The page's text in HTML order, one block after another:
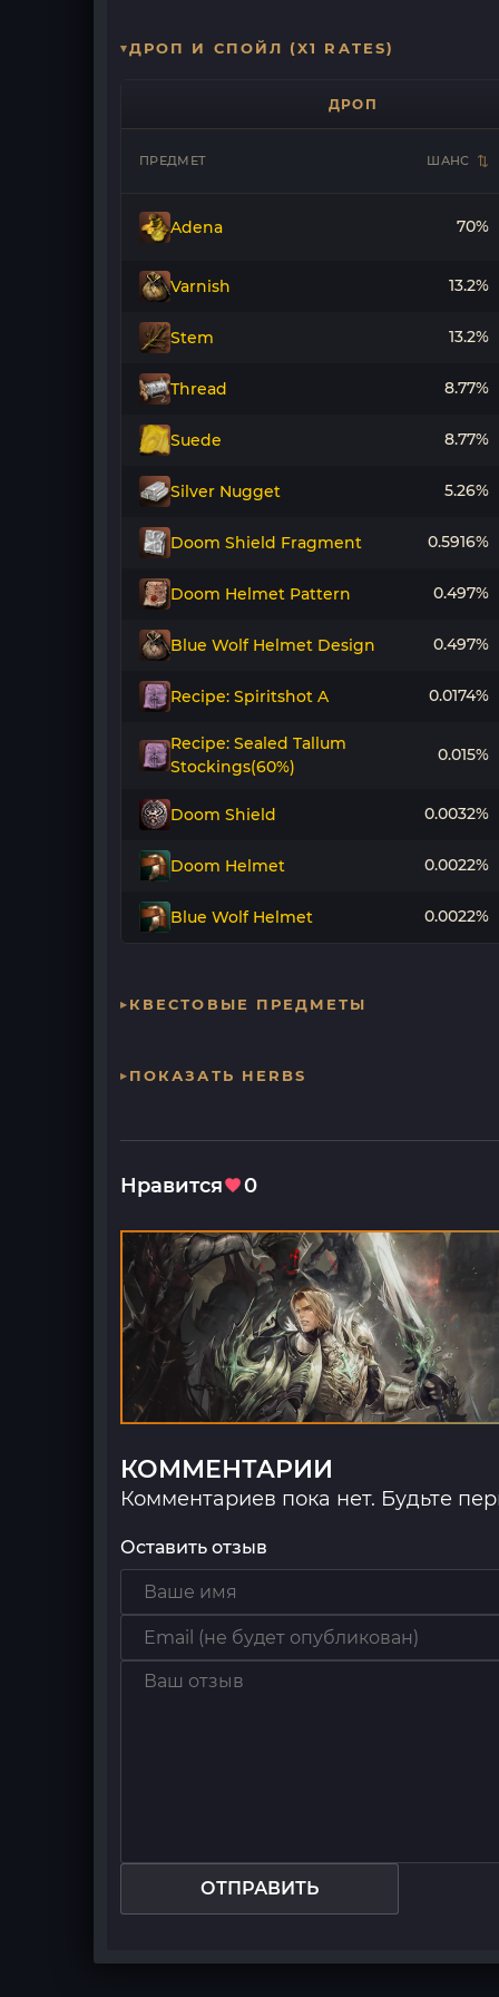
ДРОП И СПОЙЛ (X1 RATES)
ДРОП
ПРЕДМЕТ ШАНС
Adena 70%
Varnish 13.2%
Stem 13.2%
Thread 8.77%
Suede 8.77%
Silver Nugget 5.26%
Doom Shield Fragment 0.5916%
Doom Helmet Pattern 0.497%
Blue Wolf Helmet Design 0.497%
Recipe: Spiritshot A 0.0174%
Recipe: Sealed Tallum
Stockings(60%)
0.015%
Doom Shield 0.0032%
Doom Helmet 0.0022%
Blue Wolf Helmet 0.0022%
КВЕСТОВЫЕ ПРЕДМЕТЫ
ПОКАЗАТЬ HERBS
Нравится 0
КОММЕНТАРИИ
Комментариев пока нет. Будьте
Оставить отзыв
ОТПРАВИТЬ